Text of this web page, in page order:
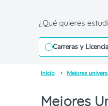
¿Qué quieres
Carreras y
Inicio Mejores
Mejores